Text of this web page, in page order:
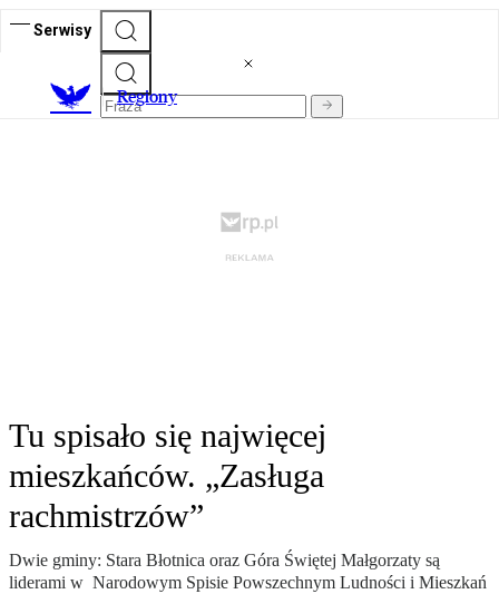
Serwisy
Regiony
Tu spisało się najwięcej
mieszkańców. „Zasługa
rachmistrzów”
Dwie gminy: Stara Błotnica oraz Góra Świętej Małgorzaty są
liderami w Narodowym Spisie Powszechnym Ludności i Mieszkań